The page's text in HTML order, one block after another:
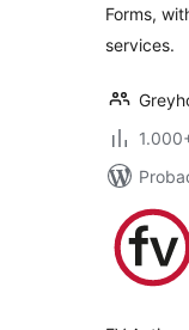
Forms,
services.